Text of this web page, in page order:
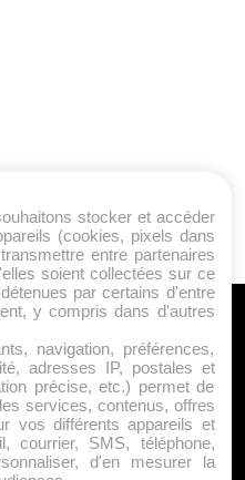
nous ?
Cookies
stocker et accéder
(cookies, pixels dans
entre partenaires
soient collectées sur ce
par certains d'entre
y compris dans d'autres
navigation, préférences,
adresses IP, postales et
précise, etc.) permet de
services, contenus, offres
vos différents appareils et
courrier, SMS, téléphone,
d'en mesurer la